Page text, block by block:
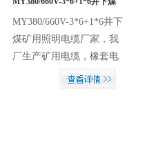
矿用照明电缆厂家
MY380/660V-3*6+1*6井下
煤矿用照明电缆厂家，我
厂生产矿用电缆，橡套电
缆，控制电缆，电力电